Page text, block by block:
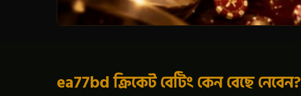
ea77bd ক্রিকেট বেটিং কেন বেছে নেবেন?